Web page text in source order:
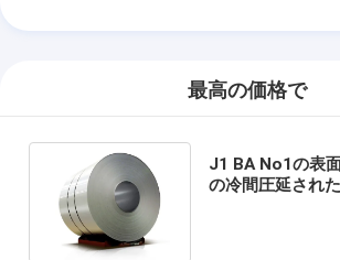
最高の価格で
J1 BA No1の表
の冷間圧延され